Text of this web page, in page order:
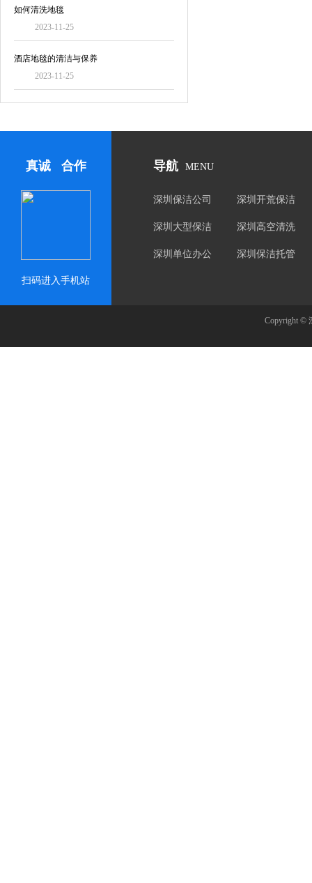
如何清洗地毯
2023-11-25
酒店地毯的清洁与保养
2023-11-25
真诚 合作
扫码进入手机站
导航 MENU
深圳保洁公司 深圳开荒保洁
深圳大型保洁 深圳高空清洗
深圳单位办公
深圳保洁托管
Copyright ©